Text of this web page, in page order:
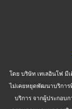
โดย บริษัท เทเลอินโฟ มี
ไม่เคยหยุดพัฒนาบริการ
บริการ จากผู้ประกอบ